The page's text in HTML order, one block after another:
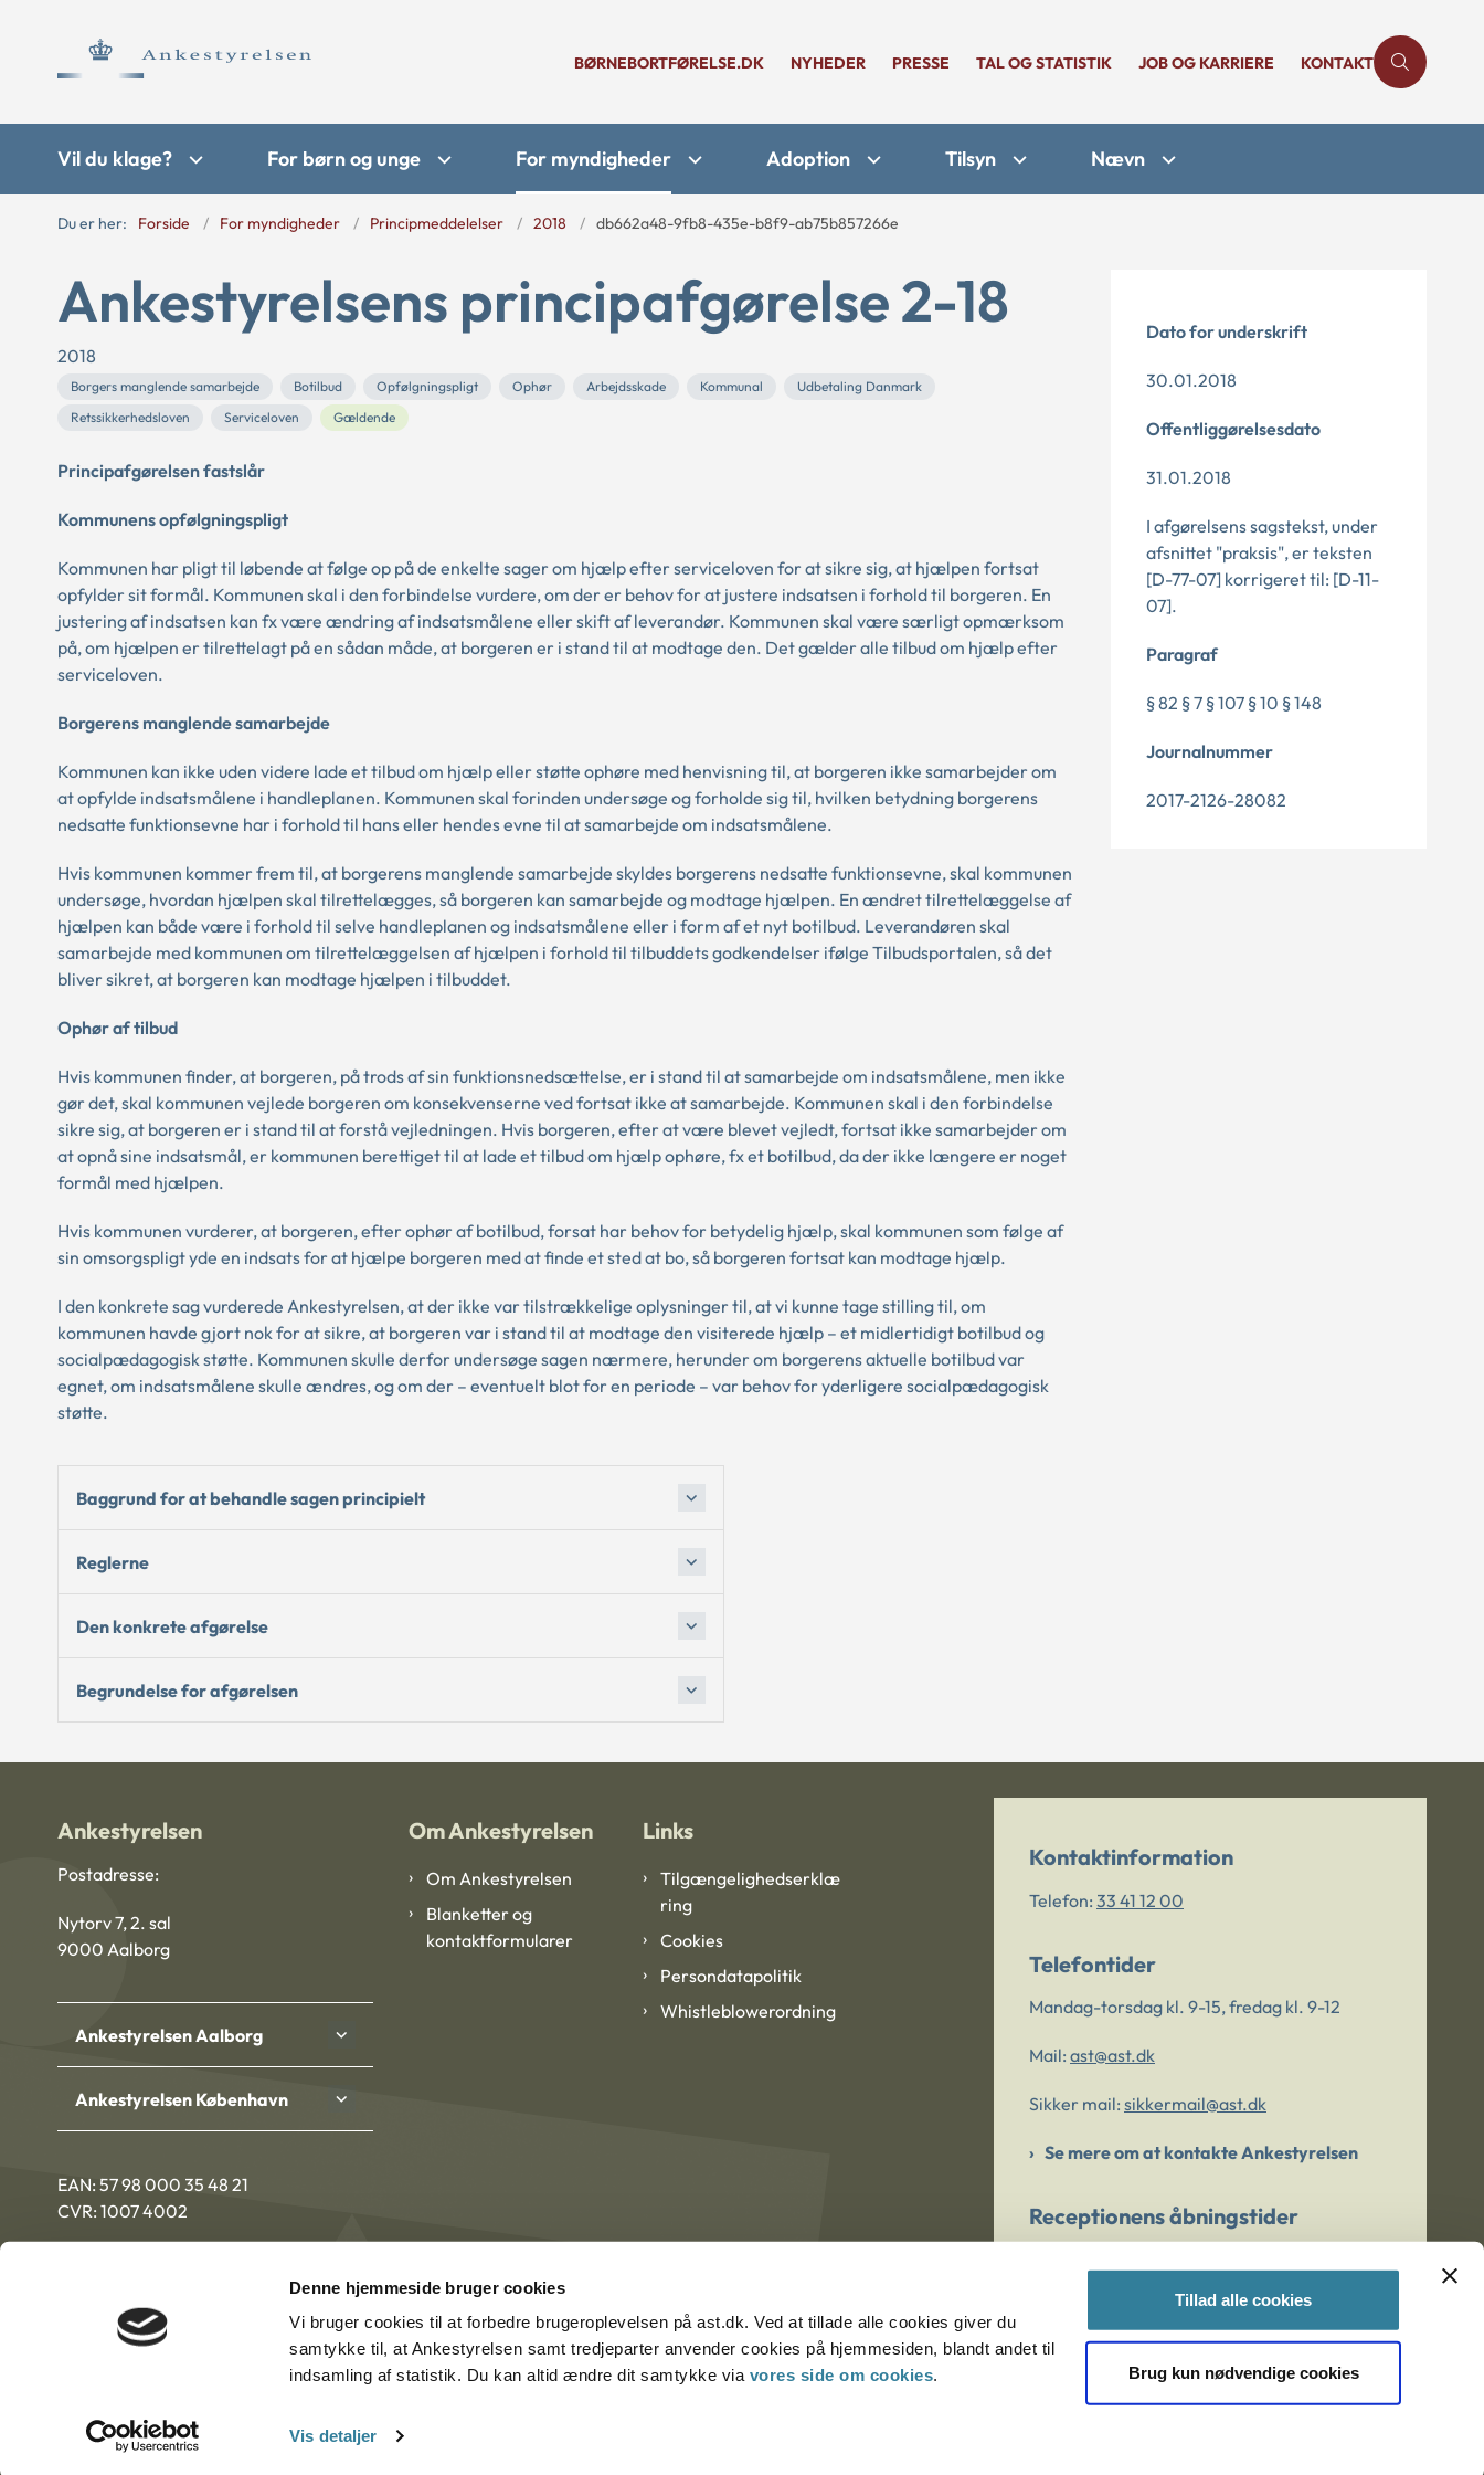
Denne hjemmeside bruger cookies
Vi bruger cookies til at forbedre brugeroplevelsen på ast.dk. Ved at tillade alle cookies giver du
samtykke til, at Ankestyrelsen samt tredjeparter anvender cookies på hjemmesiden, blandt andet til
indsamling af statistik. Du kan altid ændre dit samtykke via vores side om cookies.
Vis detaljer
Tillad alle cookies
Brug kun nødvendige cookies
BØRNEBORTFØRELSE.DK NYHEDER PRESSE TAL OG STATISTIK JOB OG KARRIERE KONTAKT
Vil du klage? For børn og unge For myndigheder Adoption Tilsyn Nævn
Du er her: Forside For myndigheder Principmeddelelser 2018 db662a48-9fb8-435e-b8f9-ab75b857266e
Ankestyrelsens principafgørelse 2-18
2018
Borgers manglende samarbejde Botilbud Opfølgningspligt Ophør Arbejdsskade Kommunal
Udbetaling Danmark
Retssikkerhedsloven
Serviceloven Gældende
Principafgørelsen fastslår
Kommunens opfølgningspligt
Kommunen har pligt til løbende at følge op på de enkelte sager om hjælp efter serviceloven for at sikre sig, at hjælpen fortsat
opfylder sit formål. Kommunen skal i den forbindelse vurdere, om der er behov for at justere indsatsen i forhold til borgeren. En
justering af indsatsen kan fx være ændring af indsatsmålene eller skift af leverandør. Kommunen skal være særligt opmærksom
på, om hjælpen er tilrettelagt på en sådan måde, at borgeren er i stand til at modtage den. Det gælder alle tilbud om hjælp efter
serviceloven.
Borgerens manglendesamarbejde
Kommunen kan ikke uden videre lade et tilbud om hjælp eller støtte ophøre med henvisning til, at borgeren ikke samarbejder om
at opfylde indsatsmålene i handleplanen. Kommunen skal forinden undersøge og forholde sig til, hvilken betydning borgerens
nedsatte funktionsevne har i forhold til hans eller hendes evne til at samarbejde om indsatsmålene.
Hvis kommunen kommer frem til, at borgerens manglende samarbejde skyldes borgerens nedsatte funktionsevne, skal kommunen
undersøge, hvordan hjælpen skal tilrettelægges, så borgeren kan samarbejde og modtage hjælpen. En ændret tilrettelæggelse af
hjælpen kan både være i forhold til selve handleplanen og indsatsmålene eller i form af et nyt botilbud. Leverandøren skal
samarbejde med kommunen om tilrettelæggelsen af hjælpen i forhold til tilbuddets godkendelser ifølge Tilbudsportalen, så det
bliver sikret, at borgeren kan modtage hjælpen i tilbuddet.
Ophør af tilbud
Hvis kommunen finder, at borgeren, på trods af sin funktionsnedsættelse, er i stand til at samarbejde om indsatsmålene, men ikke
gør det, skal kommunen vejlede borgeren om konsekvenserne ved fortsat ikke at samarbejde. Kommunen skal i den forbindelse
sikre sig, at borgeren er i stand til at forstå vejledningen. Hvis borgeren, efter at være blevet vejledt, fortsat ikke samarbejder om
at opnå sine indsatsmål, er kommunen berettiget til at lade et tilbud om hjælp ophøre, fx et botilbud, da der ikke længere er noget
formål med hjælpen.
Hvis kommunen vurderer, at borgeren, efter ophør af botilbud, forsat har behov for betydelig hjælp, skal kommunen som følge af
sin omsorgspligt yde en indsats for at hjælpe borgeren med at finde et sted at bo, så borgeren fortsat kan modtage hjælp.
I den konkrete sag vurderede Ankestyrelsen, at der ikke var tilstrækkelige oplysninger til, at vi kunne tage stilling til, om
kommunen havde gjort nok for at sikre, at borgeren var i stand til at modtage den visiterede hjælp – et midlertidigt botilbud og
socialpædagogisk støtte. Kommunen skulle derfor undersøge sagen nærmere, herunder om borgerens aktuelle botilbud var
egnet, om indsatsmålene skulle ændres, og om der – eventuelt blot for en periode – var behov for yderligere socialpædagogisk
støtte.
Baggrund for at behandle sagen principielt
Reglerne
Den konkrete afgørelse
Begrundelse for afgørelsen
Dato for underskrift
30.01.2018
Offentliggørelsesdato
31.01.2018
I afgørelsens sagstekst, under
afsnittet "praksis", er teksten
[D-77-07] korrigeret til: [D-11-
07].
Paragraf
§ 82 § 7 § 107 § 10 § 148
Journalnummer
2017-2126-28082
Ankestyrelsen
Postadresse:
Nytorv 7, 2. sal
9000 Aalborg
Ankestyrelsen Aalborg
Ankestyrelsen København
EAN: 57 98 000 35 48 21
CVR: 1007 4002
Om Ankestyrelsen
Om Ankestyrelsen
Blanketter og
kontaktformularer
Links
Tilgængelighedserklæ
ring
Cookies
Persondatapolitik
Whistleblowerordning
Kontaktinformation
Telefon: 33 41 12 00
Telefontider
Mandag-torsdag kl. 9-15, fredag kl. 9-12
Mail: ast@ast.dk
Sikker mail: sikkermail@ast.dk
Se mere om at kontakte Ankestyrelsen
Receptionens åbningstider
Er du bekymret for et barn/en ung?